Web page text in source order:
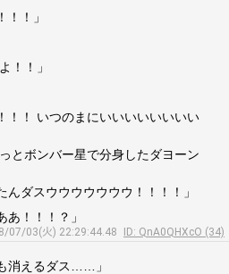
！！」
！！」
！！ いつのまにいいいいいいいい
とボンバー星で分身したダヨーン
ダスウウウウウウウ！！！！」
！！！？」
07/03(火) 22:29:44.48
ID: QnA0QHXcO (34)
消えるダス……」